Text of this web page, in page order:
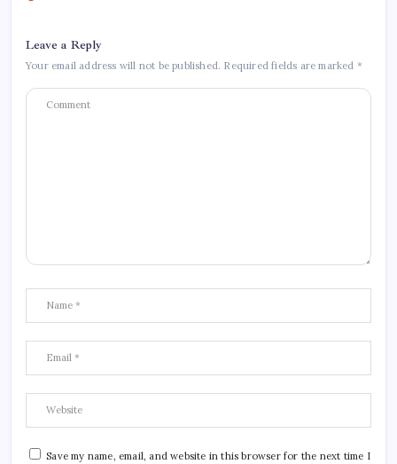
Leave a Reply
Your email address will not be published. Required fields are marked *
Save my name, email, and website in this browser for the next time I